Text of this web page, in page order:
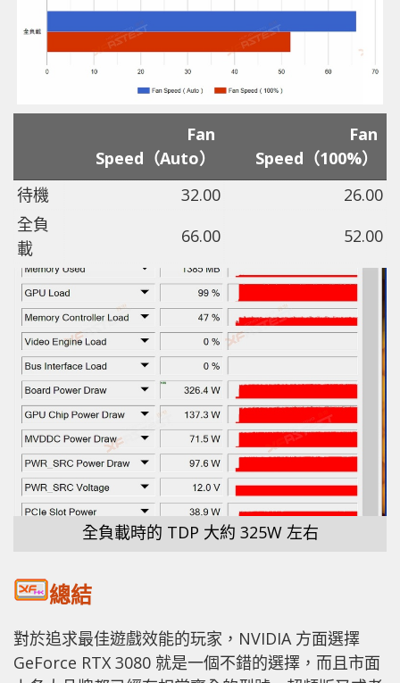
Fan
Speed（Auto）
Fan
Speed（100%）
待機
32.00
26.00
全負
載
66.00 52.00
全負載時的 TDP 大約 325W 左右
總結
對於追求最佳遊戲效能的玩家，NVIDIA 方面選擇
GeForce RTX 3080 就是一個不錯的選擇，而且市面